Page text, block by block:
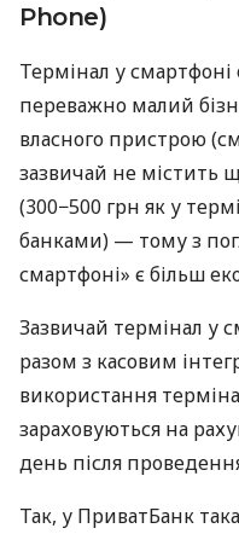
Phone)
Термінал у
переважно малий
власного пристрою
зазвичай не містить
(300−500 грн як у
банками) — тому з
смартфоні» є більш
Зазвичай термінал у
разом з касовим
використання
зараховуються на
день після
Так, у ПриватБанк